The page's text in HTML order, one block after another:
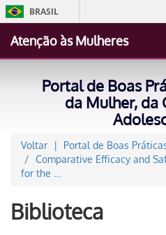
BRASIL
Atenção às Mulheres
Portal de Boas
da Mulher, da
Voltar Portal de Boas
Comparative Efficacy and
for the …
Biblioteca